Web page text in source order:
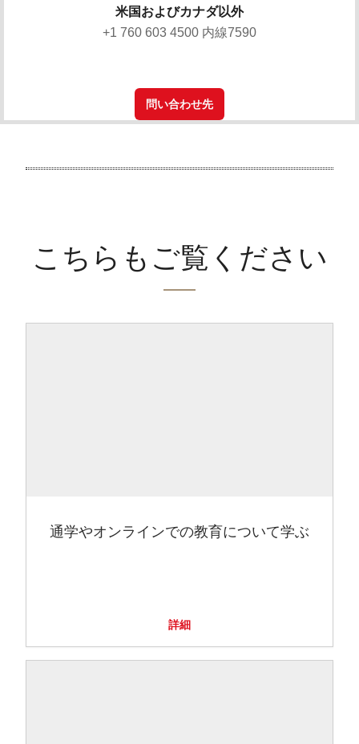
米国およびカナダ以外
+1 760 603 4500 内線7590
問い合わせ先
こちらもご覧ください
通学やオンラインでの教育について学ぶ
詳細